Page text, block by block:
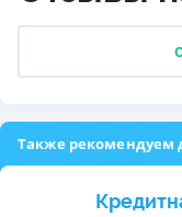
Также рекомендуем